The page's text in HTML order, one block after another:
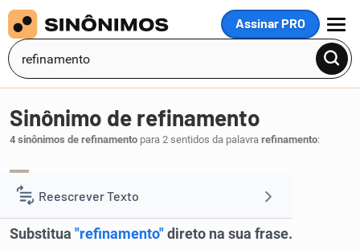
Assinar PRO
MENU
Reescrever Texto
Resumir Texto
Sinônimo de refinamento
4 sinônimos de refinamento para 2 sentidos da palavra refinamento: